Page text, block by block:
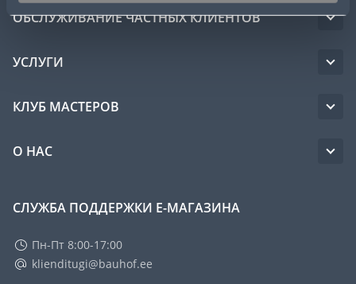
ОБСЛУЖИВАНИЕ ЧАСТНЫХ КЛИЕНТОВ
УСЛУГИ
КЛУБ МАСТЕРОВ
О НАС
СЛУЖБА ПОДДЕРЖКИ Е-МАГАЗИНА
Пн-Пт 8:00-17:00
klienditugi@bauhof.ee